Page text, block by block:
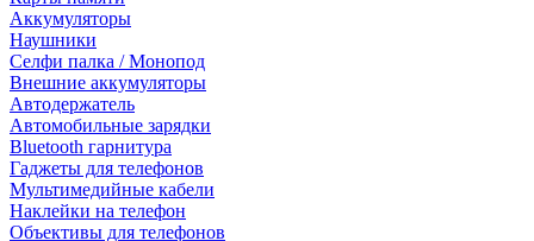
Аккумуляторы
Наушники
Селфи палка / Монопод
Внешние аккумуляторы
Автодержатель
Автомобильные зарядки
Bluetooth гарнитура
Гаджеты для телефонов
Мультимедийные кабели
Наклейки на телефон
Объективы для телефонов